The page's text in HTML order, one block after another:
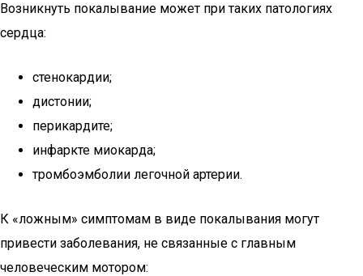
Возникнуть покалывание может при таких патологиях
сердца:
стенокардии;
дистонии;
перикардите;
инфаркте миокарда;
тромбоэмболии легочной артерии.
К «ложным» симптомам в виде покалывания могут
привести заболевания, не связанные с главным
человеческим мотором: